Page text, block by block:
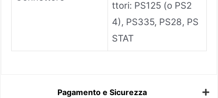
ttori: PS125 (o PS2
4), PS335, PS28, PS
STAT
Pagamento e Sicurezza